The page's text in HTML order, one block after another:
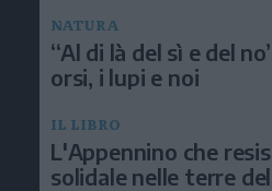
NATURA
“Al di là del sì e del
orsi, i lupi e noi
IL LIBRO
L'Appennino che
solidale nelle terre